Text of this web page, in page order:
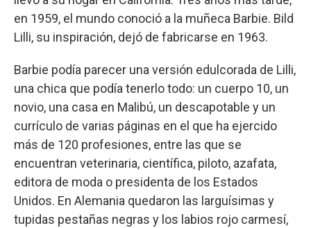
en 1959, el mundo conoció a la muñeca Barbie. Bild
Lilli, su inspiración, dejó de fabricarse en 1963.
Barbie podía parecer una versión edulcorada de Lilli,
una chica que podía tenerlo todo: un cuerpo 10, un
novio, una casa en Malibú, un descapotable y un
currículo de varias páginas en el que ha ejercido
más de 120 profesiones, entre las que se
encuentran veterinaria, científica, piloto, azafata,
editora de moda o presidenta de los Estados
Unidos. En Alemania quedaron las larguísimas y
tupidas pestañas negras y los labios rojo carmesí,